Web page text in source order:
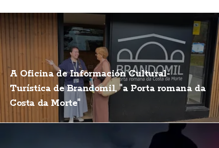
A Oficina de Información Cultural-
Turística de Brandomil, "a Porta romana da
Costa da Morte"